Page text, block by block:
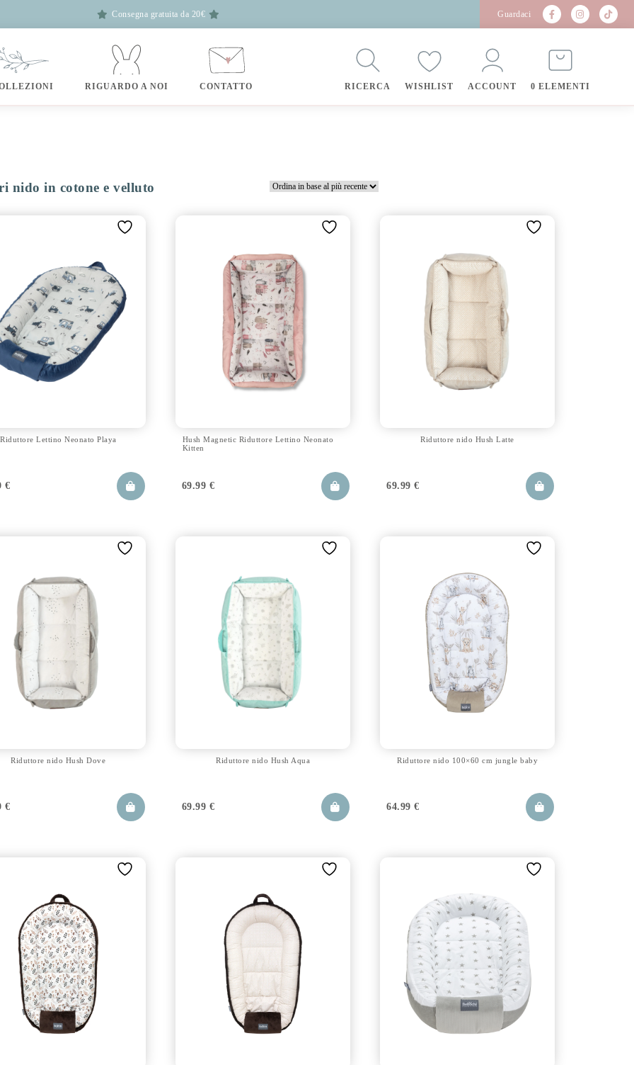
Consegna gratuita da 20€ Guardaci
RIGUARDO A NOI CONTATTO RICERCA WISHLIST ACCOUNT 0 ELEMENTI
nido in cotone e velluto
Riduttore Lettino Neonato Playa
€
Hush Magnetic Riduttore Lettino Neonato
Kitten
69.99 €
Riduttore nido Hush Latte
69.99€
Riduttore nido Hush Dove
€
Riduttore nido Hush Aqua
69.99 €
Riduttore nido 100×60 cm jungle baby
64.99€